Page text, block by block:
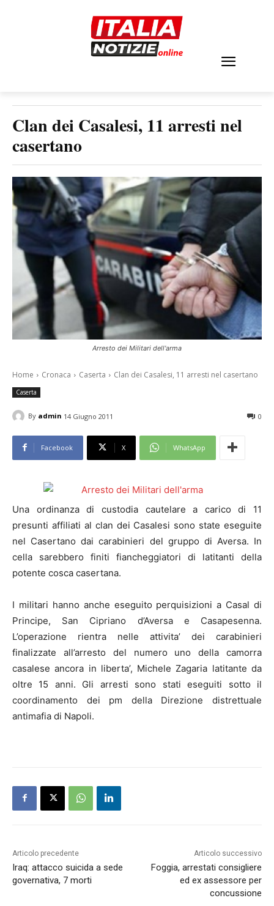
Clan dei Casalesi, 11 arresti nel
casertano
Arresto dei Militari dell'arma
Home Cronaca Caserta Clan dei Casalesi, 11 arresti nel casertano
Caserta
By admin 14 Giugno 2011 0
Facebook X WhatsApp
Una ordinanza di custodia cautelare a carico di 11
presunti affiliati al clan dei Casalesi sono state eseguite
nel Casertano dai carabinieri del gruppo di Aversa. In
cella sarebbero finiti fiancheggiatori di latitanti della
potente cosca casertana.
I militari hanno anche eseguito perquisizioni a Casal di
Principe, San Cipriano d’Aversa e Casapesenna.
L’operazione rientra nelle attivita’ dei carabinieri
finalizzate all’arresto del numero uno della camorra
casalese ancora in liberta’, Michele Zagaria latitante da
oltre 15 anni. Gli arresti sono stati eseguiti sotto il
coordinamento dei pm della Direzione distrettuale
antimafia di Napoli.
Articolo precedente
Iraq: attacco suicida a sede
governativa, 7 morti
Articolo successivo
Foggia, arrestati consigliere
ed ex assessore per
concussione